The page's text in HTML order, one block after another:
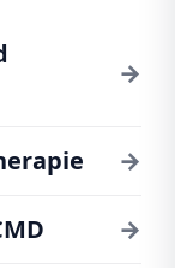
→
→
→